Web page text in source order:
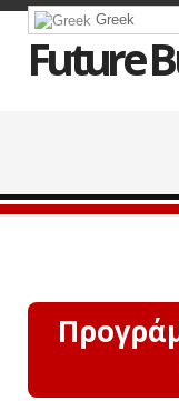
Greek
Future